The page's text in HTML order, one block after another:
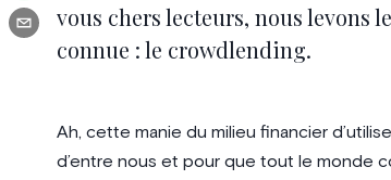
vous chers lecteurs, nous levons
connue : le crowdlending.
Ah, cette manie du milieu financier
d’entre nous et pour que tout le monde